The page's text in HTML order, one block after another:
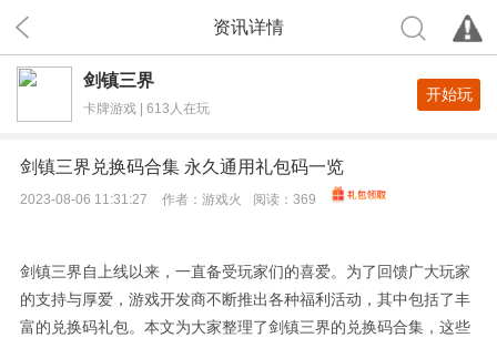
资讯详情
剑镇三界
卡牌游戏 | 613人在玩
开始玩
剑镇三界兑换码合集 永久通用礼包码一览
2023-08-06 11:31:27 作者： 游戏火 阅读： 369
剑镇三界自上线以来，一直备受玩家们的喜爱。为了回馈广大玩家
的支持与厚爱，游戏开发商不断推出各种福利活动，其中包括了丰
富的兑换码礼包。本文为大家整理了剑镇三界的兑换码合集，这些